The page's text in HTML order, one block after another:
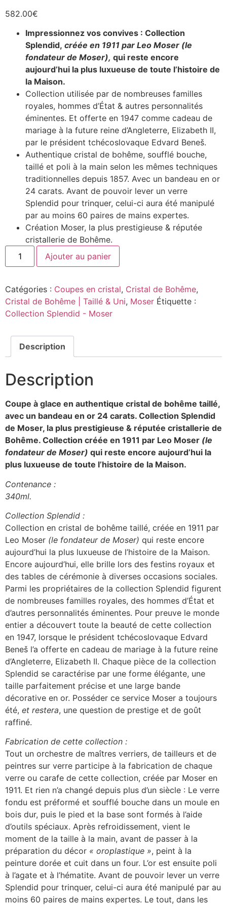
582.00€
Impressionnez vos convives : Collection
Splendid, créée en 1911 par Leo Moser (le
fondateur de Moser), qui reste encore
aujourd’hui la plus luxueuse de toute l’histoire de
la Maison.
Collection utilisée par de nombreuses familles
royales, hommes d’État & autres personnalités
éminentes. Et offerte en 1947 comme cadeau de
mariage à la future reine d’Angleterre, Elizabeth II,
par le président tchécoslovaque Edvard Beneš.
Authentique cristal de bohême, soufflé bouche,
taillé et poli à la main selon les mêmes techniques
traditionnelles depuis 1857. Avec un bandeau en or
24 carats. Avant de pouvoir lever un verre
Splendid pour trinquer, celui-ci aura été manipulé
par au moins 60 paires de mains expertes.
Création Moser, la plus prestigieuse & réputée
cristallerie de Bohême.
Ajouter au panier
Catégories : Coupes en cristal, Cristal de Bohême,
Cristal de Bohême | Taillé & Uni, Moser Étiquette :
Collection Splendid - Moser
Description
Description
Coupe à glace en authentique cristal de bohême taillé,
avec un bandeau en or 24 carats. Collection Splendid
de Moser, la plus prestigieuse & réputée cristallerie de
Bohême. Collection créée en 1911 par Leo Moser (le
fondateur de Moser) qui reste encore aujourd’hui la
plus luxueuse de toute l’histoire de la Maison.
Contenance :
340ml.
Collection Splendid :
Collection en cristal de bohême taillé, créée en 1911 par
Leo Moser (le fondateur de Moser) qui reste encore
aujourd’hui la plus luxueuse de l’histoire de la Maison.
Encore aujourd’hui, elle brille lors des festins royaux et
des tables de cérémonie à diverses occasions sociales.
Parmi les propriétaires de la collection Splendid figurent
de nombreuses familles royales, des hommes d’État et
d’autres personnalités éminentes. Pour preuve le monde
entier a découvert toute la beauté de cette collection
en 1947, lorsque le président tchécoslovaque Edvard
Beneš l’a offerte en cadeau de mariage à la future reine
d’Angleterre, Elizabeth II. Chaque pièce de la collection
Splendid se caractérise par une forme élégante, une
taille parfaitement précise et une large bande
décorative en or. Posséder ce service Moser a toujours
été, et restera, une question de prestige et de goût
raffiné.
Fabrication de cette collection :
Tout un orchestre de maîtres verriers, de tailleurs et de
peintres sur verre participe à la fabrication de chaque
verre ou carafe de cette collection, créée par Moser en
1911. Et rien n’a changé depuis plus d’un siècle : Le verre
fondu est préformé et soufflé bouche dans un moule en
bois dur, puis le pied et la base sont formés à l’aide
d’outils spéciaux. Après refroidissement, vient le
moment de la taille à la main, avant de passer à la
préparation du décor « oroplastique », peint à la
peinture dorée et cuit dans un four. L’or est ensuite poli
à l’agate et à l’hématite. Avant de pouvoir lever un verre
Splendid pour trinquer, celui-ci aura été manipulé par au
moins 60 paires de mains expertes. Le tout, dans les